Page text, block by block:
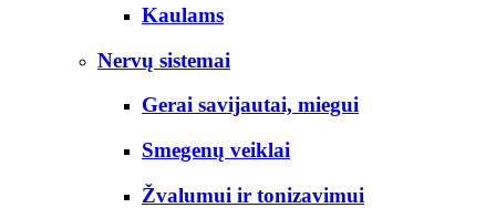
Kaulams
Nervų sistemai
Gerai savijautai, miegui
Smegenų veiklai
Žvalumui ir tonizavimui